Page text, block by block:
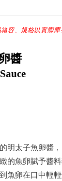
箱容、規格以實際
醬
明太子魚卵醬
的魚卵賦予醬
魚卵在口中輕